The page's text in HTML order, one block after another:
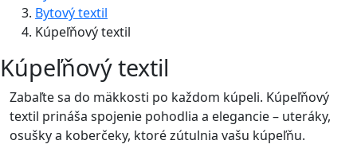
Bytový textil
Kúpeľňový textil
Kúpeľňový textil
Zabaľte sa do mäkkosti po každom kúpeli. Kúpeľňový
textil prináša spojenie pohodlia a elegancie – uteráky,
osušky a koberčeky, ktoré zútulnia vašu kúpeľňu.